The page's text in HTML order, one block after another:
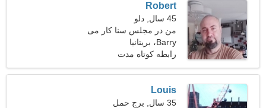
Robert
45 سال, دلو
من در مجلس سنا کار می
کنم، به یک زن دوست نیاز
دارم
Barry، بریتانیا
رابطه کوتاه مدت
Louis
35 سال, برج حمل